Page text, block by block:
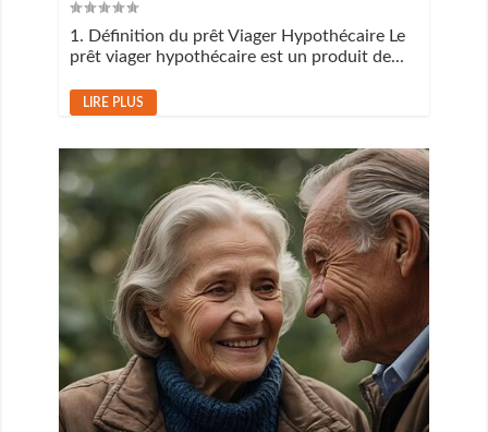
1. Définition du prêt Viager Hypothécaire Le
prêt viager hypothécaire est un produit de...
LIRE PLUS